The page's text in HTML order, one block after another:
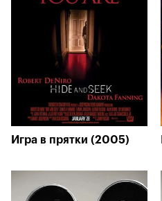
Игра в прятки (2005)